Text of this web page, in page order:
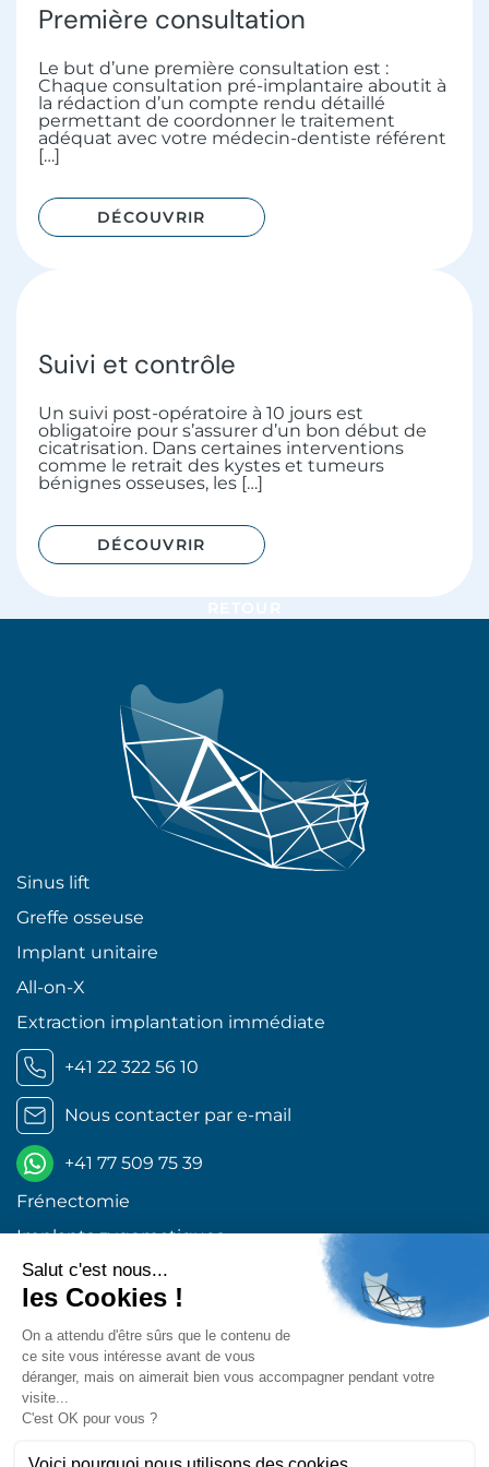
Première consultation
Le but d’une première consultation est :
Chaque consultation pré-implantaire aboutit à
la rédaction d’un compte rendu détaillé
permettant de coordonner le traitement
adéquat avec votre médecin-dentiste référent
[…]
DÉCOUVRIR
Suivi et contrôle
Un suivi post-opératoire à 10 jours est
obligatoire pour s’assurer d’un bon début de
cicatrisation. Dans certaines interventions
comme le retrait des kystes et tumeurs
bénignes osseuses, les […]
DÉCOUVRIR
Sinus lift
Greffe osseuse
Implant unitaire
All-on-X
Extraction implantation immédiate
+41 22 322 56 10
Nous contacter par e-mail
+41 77 509 75 39
Frénectomie
Implants zygomatiques
Mise en charge immédiate
Dents de sagesse Genève
Implants dentaires Genève
Retrouvez-nous sur les réseaux !
Excellent 4,9